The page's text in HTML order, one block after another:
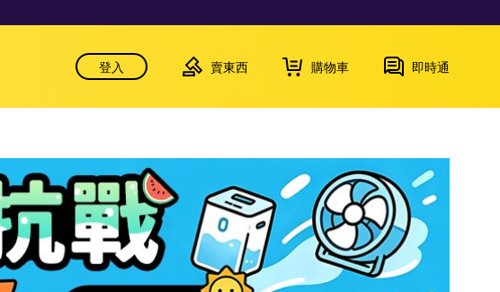
登入 賣東西 購物車 即時通